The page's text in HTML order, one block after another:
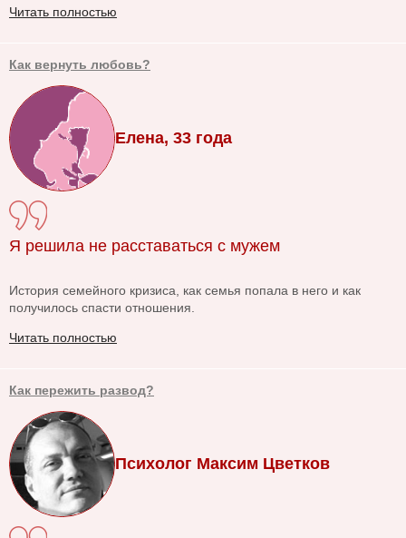
Читать полностью
Как вернуть любовь?
Елена, 33 года
Я решила не расставаться с мужем
История семейного кризиса, как семья попала в него и как
получилось спасти отношения.
Читать полностью
Как пережить развод?
Психолог Максим Цветков